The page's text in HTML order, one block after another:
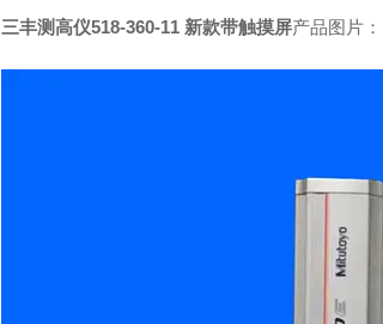
三丰测高仪518-360-11 新款带触摸屏产品图片：